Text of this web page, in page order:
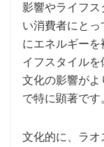
影響やライフ
い消費者にと
にエネルギー
イフスタイル
文化の影響がよ
で特に顕著です
文化的に、ラ